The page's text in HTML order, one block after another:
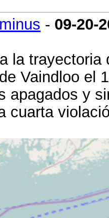
- 09-20-
la
Vaindloo el
apagados y
cuarta